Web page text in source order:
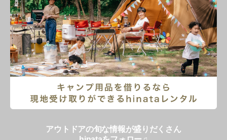
アウトドアの旬な情報が盛りだくさん